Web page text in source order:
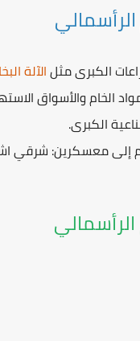
الكبرىمثلالآلة
الخام والأسواق
الكبرى.
إلى معسكرين: شرقي